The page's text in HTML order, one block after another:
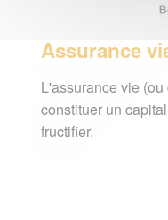
Assurance
L'assurance vie
constituer un
fructifier.